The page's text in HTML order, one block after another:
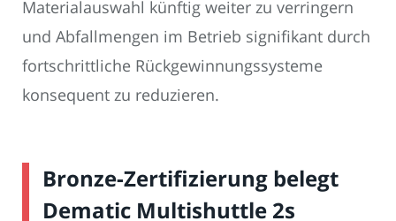
Materialauswahl künftig weiter zu verringern
und Abfallmengen im Betrieb signifikant durch
fortschrittliche Rückgewinnungssysteme
konsequent zu reduzieren.
Bronze-Zertifizierung belegt
Dematic Multishuttle 2s